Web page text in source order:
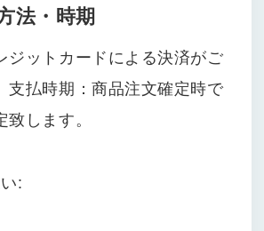
法・時期
ジットカードによる決済がご
支払時期：商品注文確定時で
します。
: